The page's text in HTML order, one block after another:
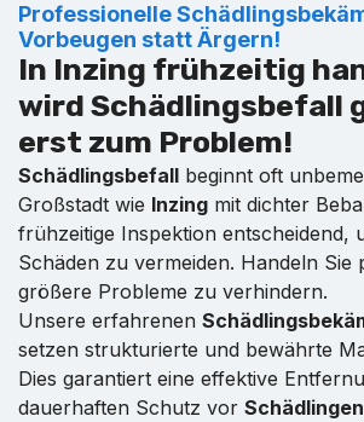
Professionelle
Vorbeugen statt Ärgern!
In Inzing frühzeitig
wird Schädlingsbefall
erst zum Problem!
Schädlingsbefall beginnt oft
Großstadt wie Inzing mit dichter
frühzeitige Inspektion entscheidend,
Schäden zu vermeiden. Handeln Sie
größere Probleme zu verhindern.
Unsere erfahrenen
setzen strukturierte und bewährte
Dies garantiert eine effektive
dauerhaften Schutz vor Schädlingen